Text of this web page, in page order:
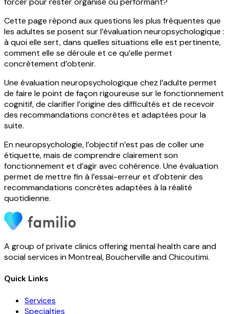
Cette page répond aux questions les plus fréquentes que
les adultes se posent sur l’évaluation neuropsychologique :
à quoi elle sert, dans quelles situations elle est pertinente,
comment elle se déroule et ce qu’elle permet
concrètement d’obtenir.
Une évaluation neuropsychologique chez l’adulte permet
de faire le point de façon rigoureuse sur le fonctionnement
cognitif, de clarifier l’origine des difficultés et de recevoir
des recommandations concrètes et adaptées pour la
suite.
En neuropsychologie, l’objectif n’est pas de coller une
étiquette, mais de comprendre clairement son
fonctionnement et d’agir avec cohérence. Une évaluation
permet de mettre fin à l’essai-erreur et d’obtenir des
recommandations concrètes adaptées à la réalité
quotidienne.
A group of private clinics offering mental health care and
social services in Montreal, Boucherville and Chicoutimi.
Quick Links
Services
Specialties